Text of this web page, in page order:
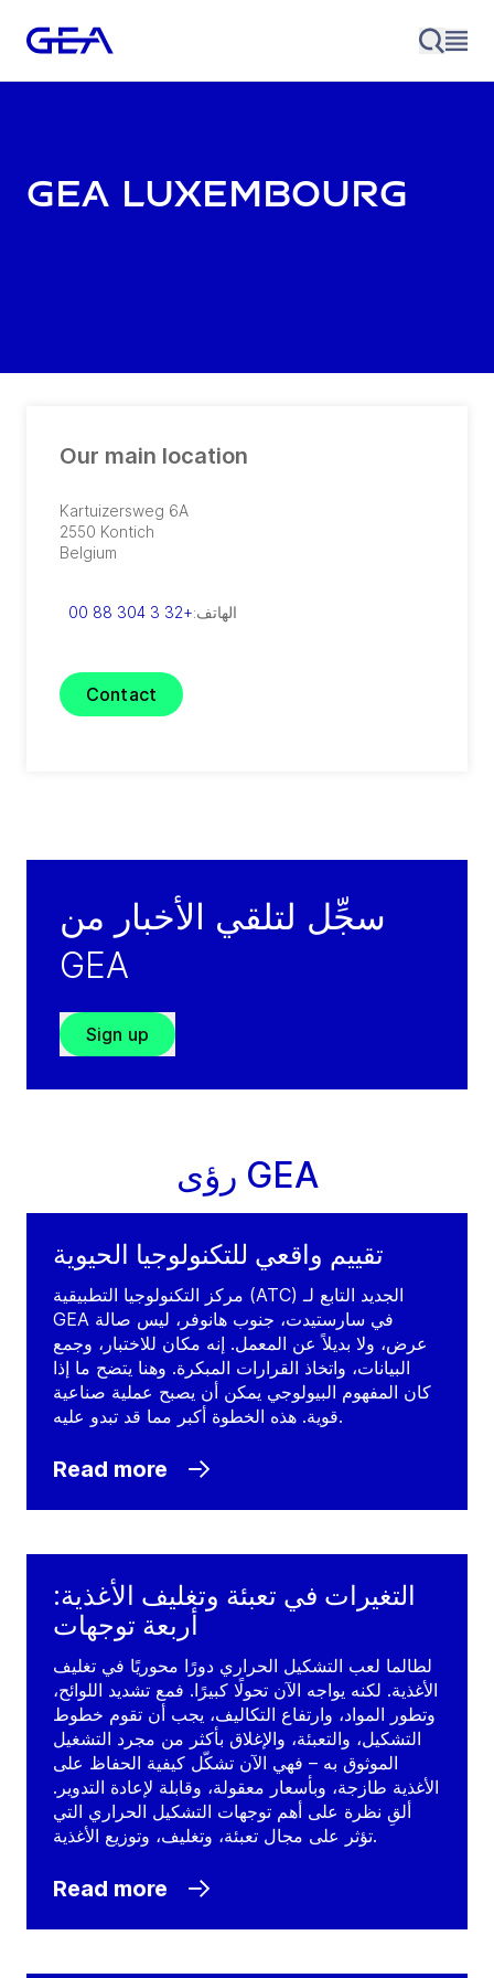
GEA Luxembourg
Our main location
Kartuizersweg 6A
2550 Kontich
Belgium
الهاتف:+32 3 304 88 00
Contact
سجِّل لتلقي الأخبار من
GEA
Sign up
رؤى GEA
تقييم واقعي للتكنولوجيا الحيوية
مركز التكنولوجيا التطبيقية (ATC) الجديد التابع لـ
GEA في سارستيدت، جنوب هانوفر، ليس صالة
عرض، ولا بديلاً عن المعمل. إنه مكان للاختبار، وجمع
البيانات، واتخاذ القرارات المبكرة. وهنا يتضح ما إذا
كان المفهوم البيولوجي يمكن أن يصبح عملية صناعية
قوية. هذه الخطوة أكبر مما قد تبدو عليه.
Read more
التغيرات في تعبئة وتغليف الأغذية:
أربعة توجهات
لطالما لعب التشكيل الحراري دورًا محوريًا في تغليف
الأغذية. لكنه يواجه الآن تحولًا كبيرًا. فمع تشديد اللوائح،
وتطور المواد، وارتفاع التكاليف، يجب أن تقوم خطوط
التشكيل، والتعبئة، والإغلاق بأكثر من مجرد التشغيل
الموثوق به – فهي الآن تشكّل كيفية الحفاظ على
الأغذية طازجة، وبأسعار معقولة، وقابلة لإعادة التدوير.
ألقِ نظرة على أهم توجهات التشكيل الحراري التي
تؤثر على مجال تعبئة، وتغليف، وتوزيع الأغذية.
Read more